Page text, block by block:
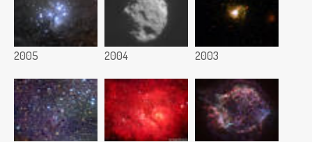
2005 2004 2003